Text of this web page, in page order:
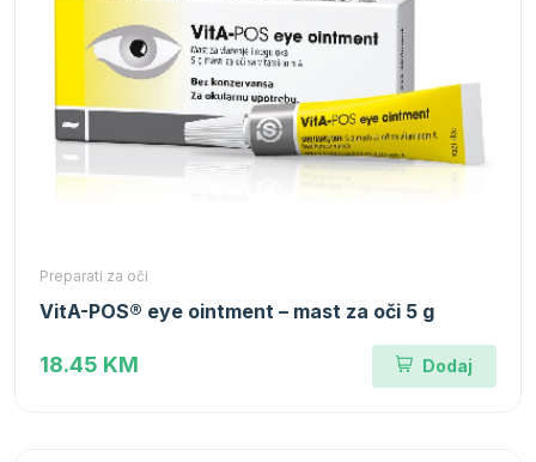
Preparati za oči
VitA-POS® eye ointment – mast za oči 5 g
18.45 KM Dodaj